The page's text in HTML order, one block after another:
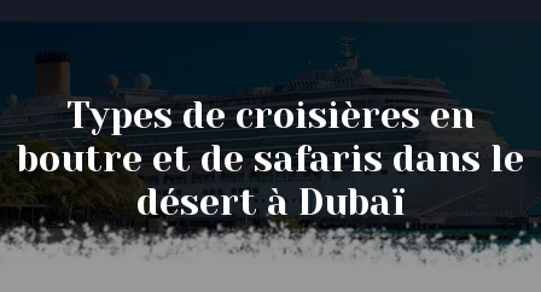
Types de croisières en
boutre et de safaris dans le
désert à Dubaï